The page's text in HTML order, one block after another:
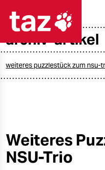
taz
öko
gesellschaft
archiv-artikel
weiteres puzzlestück zum nsu-
Weiteres
NSU-Trio